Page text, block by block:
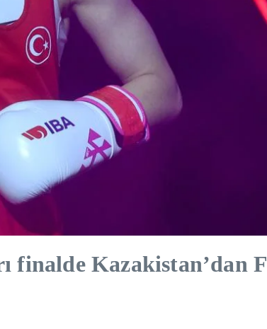
finalde Kazakistan’dan